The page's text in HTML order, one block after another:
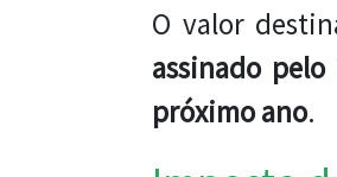
O valor
assinado
próximo ano.